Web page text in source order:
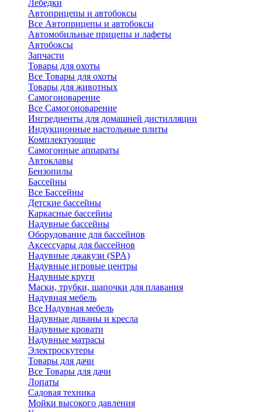
Лебедки
Автоприцепы и автобоксы
Все Автоприцепы и автобоксы
Автомобильные прицепы и лафеты
Автобоксы
Запчасти
Товары для охоты
Все Товары для охоты
Товары для животных
Самогоноварение
Все Самогоноварение
Ингредиенты для домашней дистилляции
Индукционные настольные плиты
Комплектующие
Самогонные аппараты
Автоклавы
Бензопилы
Бассейны
Все Бассейны
Детские бассейны
Каркасные бассейны
Надувные бассейны
Оборудование для бассейнов
Аксессуары для бассейнов
Надувные джакузи (SPA)
Надувные игровые центры
Надувные круги
Маски, трубки, шапочки для плавания
Надувная мебель
Все Надувная мебель
Надувные диваны и кресла
Надувные кровати
Надувные матрасы
Электроскутеры
Товары для дачи
Все Товары для дачи
Лопаты
Садовая техника
Мойки высокого давления